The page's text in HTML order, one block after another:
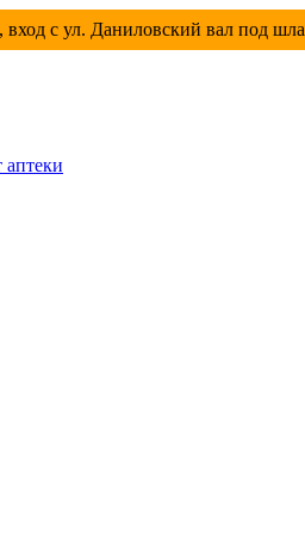
с ул. Даниловский вал под
аптеки